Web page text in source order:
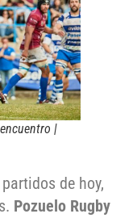
|
de hoy,
Pozuelo Rugby